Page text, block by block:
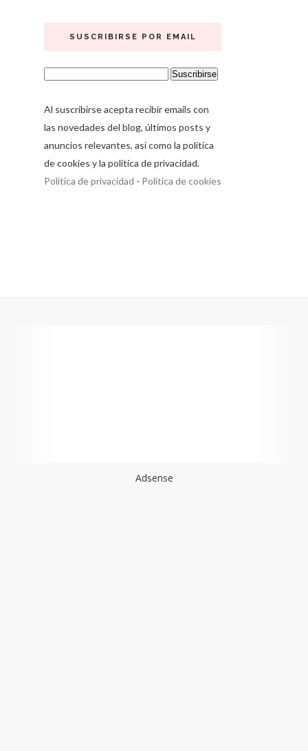
SUSCRIBIRSE POR EMAIL
Al suscribirse acepta recibir emails con
las novedades del blog, últimos posts y
anuncios relevantes, así como la política
de cookies y la política de privacidad.
Política de privacidad - Política de cookies
Adsense